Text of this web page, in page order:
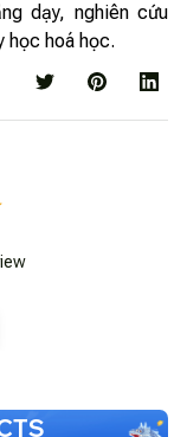
dạy, nghiên cứu
học hoá học.